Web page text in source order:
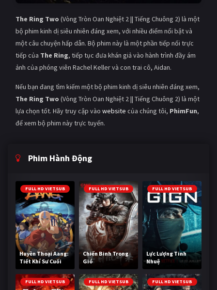
The Ring Two (Vòng Tròn Oan Nghiệt 2 || Tiếng Chuông 2) là một
bộ phim kinh dị siêu nhiên đáng xem, với nhiều điểm nổi bật và
một câu chuyện hấp dẫn. Bộ phim này là một phần tiếp nối trực
tiếp của The Ring, tiếp tục đưa khán giả vào hành trình đầy ám
ảnh của phóng viên Rachel Keller và con trai cô, Aidan.
Nếu bạn đang tìm kiếm một bộ phim kinh dị siêu nhiên đáng xem,
The Ring Two (Vòng Tròn Oan Nghiệt 2 || Tiếng Chuông 2) là một
lựa chọn tốt. Hãy truy cập vào website của chúng tôi, PhimFun,
để xem bộ phim này trực tuyến.
Phim Hành Động
FULL HD VIETSUB
Huyền Thoại Aang:
Tiết Khí Sư Cuối
Cùng
FULL HD VIETSUB
Chiến Binh Trong
Gió
FULL HD VIETSUB
Lực Lượng Tinh
Nhuệ
FULL HD VIETSUB FULL HD VIETSUB FULL HD VIETSUB